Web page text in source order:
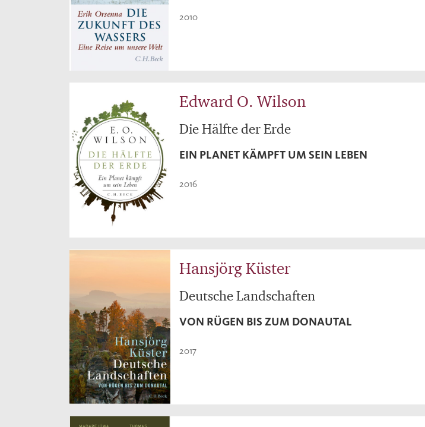
2010
Edward O. Wilson
Die Hälfte der Erde
EIN PLANET KÄMPFT UM SEIN LEBEN
2016
Hansjörg Küster
Deutsche Landschaften
VON RÜGEN BIS ZUM DONAUTAL
2017